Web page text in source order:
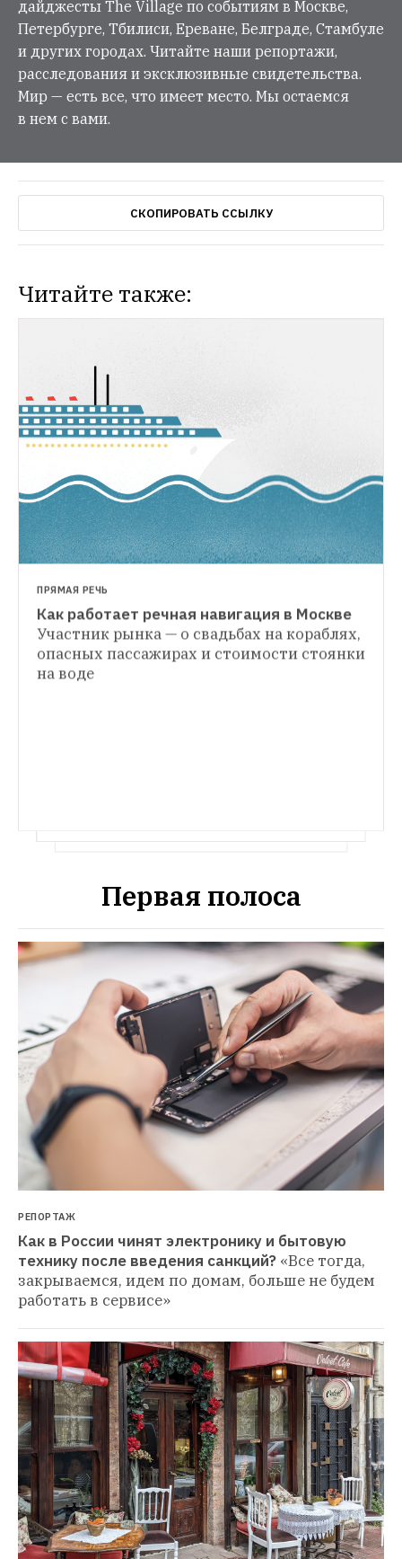
дайджесты The Village по событиям в Москве,
Петербурге, Тбилиси, Ереване, Белграде, Стамбуле
и других городах. Читайте наши репортажи,
расследования и эксклюзивные свидетельства.
Мир — есть все, что имеет место. Мы остаемся
в нем с вами.
СКОПИРОВАТЬ ССЫЛКУ
Читайте также:
ЕСТЬ ВОПРОС
Куда исчезают утки с городских прудов
КАК ВСЁ УСТРОЕНО
Водная полиция В разгар навигации
сотрудник водной полиции рассказал
The Village о подмене бензина, пьяных
ПРЯМАЯ РЕЧЬ
Как работает речная навигация в Москве
Участник рынка — о свадьбах на кораблях,
опасных пассажирах и стоимости стоянки
на воде
Первая полоса
РЕПОРТАЖ
Как в России чинят электронику и бытовую
технику после введения санкций? «Все тогда,
закрываемся, идем по домам, больше не будем
работать в сервисе»